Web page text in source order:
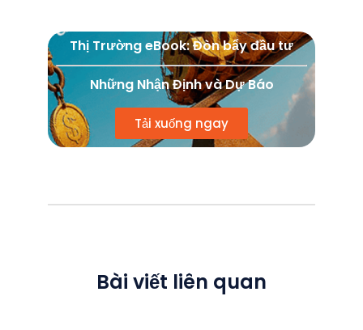
Thị Trường eBook: Đòn bẩy đầu tư
Những Nhận Định và Dự Báo
Tải xuống ngay
Bài viết liên quan